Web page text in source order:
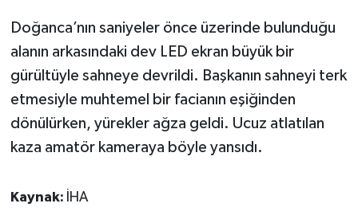
Doğanca’nın saniyeler önce üzerinde bulunduğu
alanın arkasındaki dev LED ekran büyük bir
gürültüyle sahneye devrildi. Başkanın sahneyi terk
etmesiyle muhtemel bir facianın eşiğinden
dönülürken, yürekler ağza geldi. Ucuz atlatılan
kaza amatör kameraya böyle yansıdı.
Kaynak: İHA